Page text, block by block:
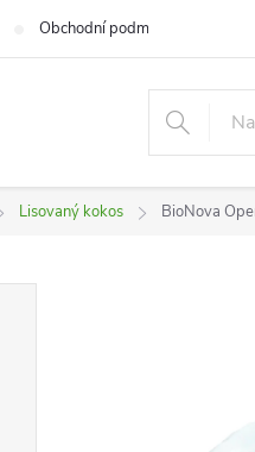
Obchodní podmínky
Lisovaný kokos BioNova